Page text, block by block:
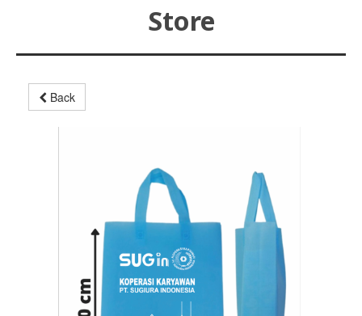
Store
Back